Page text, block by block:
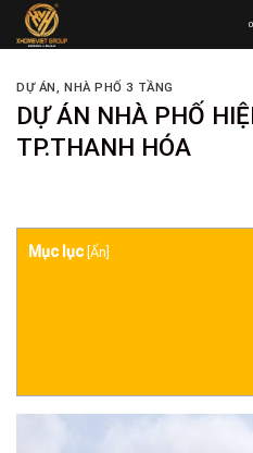
Skip
DỰ ÁN, NHÀ PHỐ 3 TẦNG
DỰ ÁN NHÀ PHỐ
TP.THANH HÓA
Mục lục Ẩn